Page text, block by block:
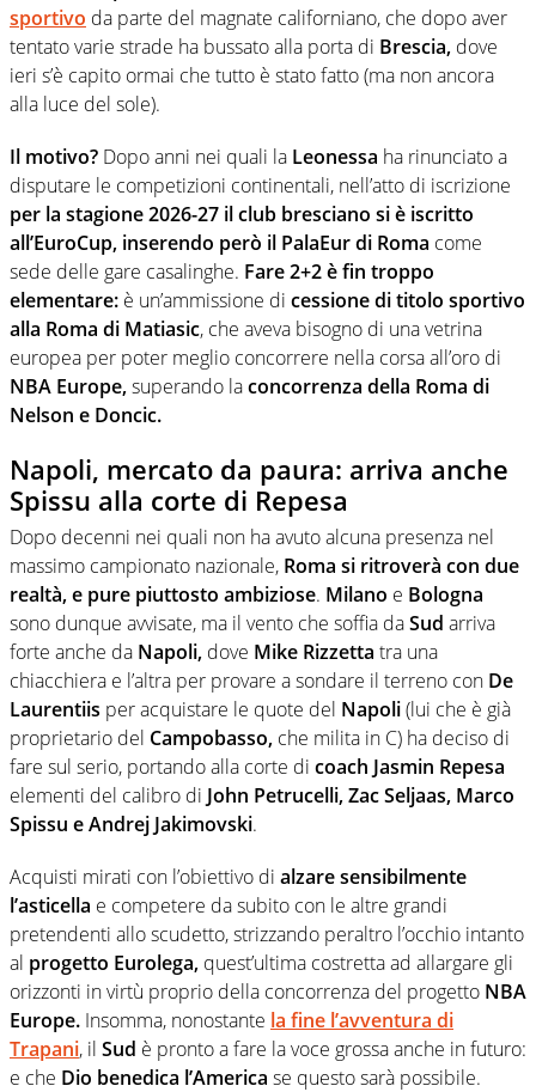
sportivo da parte del magnate californiano, che dopo aver
tentato varie strade ha bussato alla porta di Brescia, dove
ieri s’è capito ormai che tutto è stato fatto (ma non ancora
alla luce del sole).
Il motivo? Dopo anni nei quali la Leonessa ha rinunciato a
disputare le competizioni continentali, nell’atto di iscrizione
per la stagione 2026-27 il club bresciano si è iscritto
all’EuroCup, inserendo però il PalaEur di Roma come
sede delle gare casalinghe. Fare 2+2 è fin troppo
elementare: è un’ammissione di cessione di titolo sportivo
alla Roma di Matiasic, che aveva bisogno di una vetrina
europea per poter meglio concorrere nella corsa all’oro di
NBA Europe,superando laconcorrenza della Roma di
Nelson e Doncic.
Napoli, mercato da paura: arriva anche
Spissu alla corte di Repesa
Dopo decenni nei quali non ha avuto alcuna presenza nel
massimo campionato nazionale, Roma si ritroverà con due
realtà, e pure piuttosto ambiziose. Milano e Bologna
sono dunque avvisate, ma il vento che soffia daSud arriva
forte anche da Napoli, dove Mike Rizzetta tra una
chiacchiera e l’altra per provare a sondare il terreno con De
Laurentiis per acquistare le quote del Napoli(lui che è già
proprietario del Campobasso, che milita in C) ha deciso di
fare sul serio, portando alla corte di coach Jasmin Repesa
elementi del calibro di John Petrucelli, Zac Seljaas, Marco
Spissu e Andrej Jakimovski.
Acquisti mirati con l’obiettivo di alzare sensibilmente
l’asticella e competere da subito con le altre grandi
pretendenti allo scudetto, strizzando peraltro l’occhio intanto
al progetto Eurolega, quest’ultima costretta ad allargare gli
orizzonti in virtù proprio della concorrenza del progetto NBA
Europe. Insomma, nonostante la fine l’avventura di
Trapani, il Sud è pronto a fare la voce grossa anche in futuro:
e che Dio benedica l’America se questo sarà possibile.